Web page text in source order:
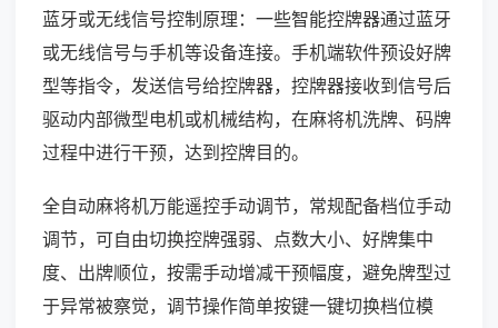
蓝牙或无线信号控制原理：一些智能控牌器通过蓝牙
或无线信号与手机等设备连接。手机端软件预设好牌
型等指令，发送信号给控牌器，控牌器接收到信号后
驱动内部微型电机或机械结构，在麻将机洗牌、码牌
过程中进行干预，达到控牌目的。
全自动麻将机万能遥控手动调节，常规配备档位手动
调节，可自由切换控牌强弱、点数大小、好牌集中
度、出牌顺位，按需手动增减干预幅度，避免牌型过
于异常被察觉，调节操作简单按键一键切换档位模